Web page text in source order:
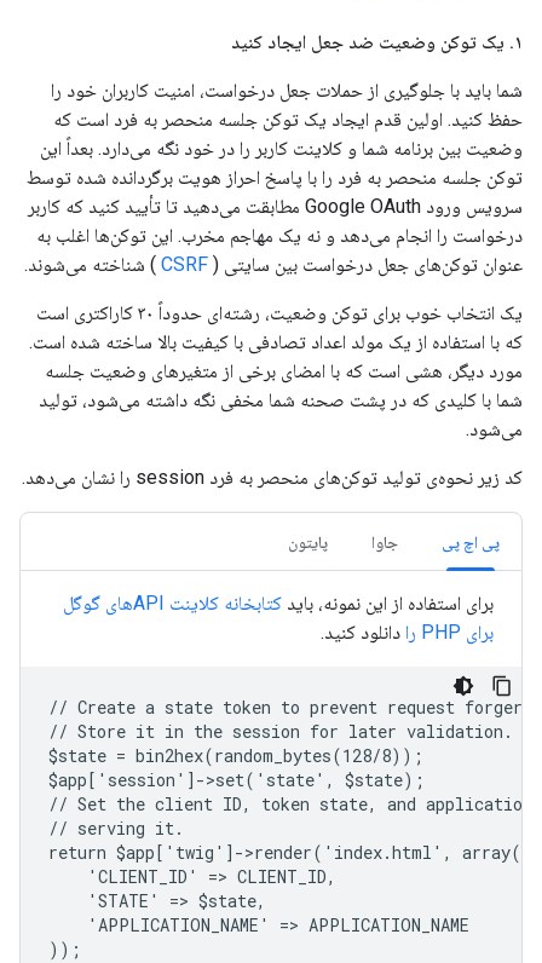
۱. یک توکن وضعیت ضد جعل ایجاد کنید
شما باید با جلوگیری از حملات جعل درخواست، امنیت کاربران خود را
حفظ کنید. اولین قدم ایجاد یک توکن جلسه منحصر به فرد است که
وضعیت بین برنامه شما و کلاینت کاربر را در خود نگه می‌دارد. بعداً این
توکن جلسه منحصر به فرد را با پاسخ احراز هویت برگردانده شده توسط
سرویس ورود Google OAuth مطابقت می‌دهید تا تأیید کنید که کاربر
درخواست را انجام می‌دهد و نه یک مهاجم مخرب. این توکن‌ها اغلب به
عنوان توکن‌های جعل درخواست بین سایتی ( CSRF ) شناخته می‌شوند.
یک انتخاب خوب برای توکن وضعیت، رشته‌ای حدوداً ۳۰ کاراکتری است
که با استفاده از یک مولد اعداد تصادفی با کیفیت بالا ساخته شده است.
مورد دیگر، هشی است که با امضای برخی از متغیرهای وضعیت جلسه
شما با کلیدی که در پشت صحنه شما مخفی نگه داشته می‌شود، تولید
می‌شود.
کد زیر نحوه‌ی تولید توکن‌های منحصر به فرد session را نشان می‌دهد.
پی اچ پی جاوا پایتون
برای استفاده از این نمونه، باید
کتابخانه کلاینت APIهای گوگل
برای PHP را
دانلود کنید.
// Create a state token to prevent request forgery.
// Store it in the session for later validation.
$state = bin2hex(random_bytes(128/8));
$app['session']->set('state', $state);
// Set the client ID, token state, and application
// serving it.
return $app['twig']->render('index.html', array(
    'CLIENT_ID' => CLIENT_ID,
    'STATE' => $state,
    'APPLICATION_NAME' => APPLICATION_NAME
));